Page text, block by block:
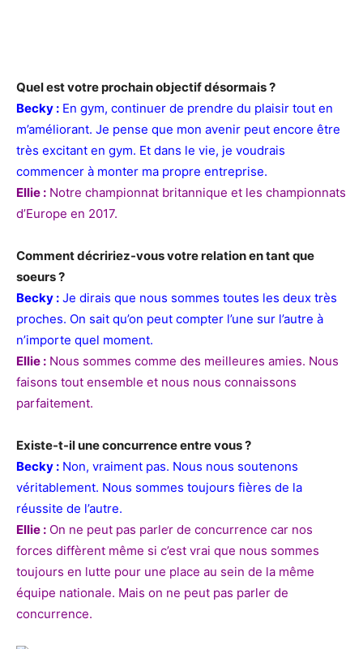
Quel est votre prochain objectif désormais ?
Becky : En gym, continuer de prendre du plaisir tout en
m’améliorant. Je pense que mon avenir peut encore être
très excitant en gym. Et dans le vie, je voudrais
commencer à monter ma propre entreprise.
Ellie : Notre championnat britannique et les championnats
d’Europe en 2017.
Comment décririez-vous votre relation en tant que
soeurs ?
Becky : Je dirais que nous sommes toutes les deux très
proches. On sait qu’on peut compter l’une sur l’autre à
n’importe quel moment.
Ellie : Nous sommes comme des meilleures amies. Nous
faisons tout ensemble et nous nous connaissons
parfaitement.
Existe-t-il une concurrence entre vous ?
Becky : Non, vraiment pas. Nous nous soutenons
véritablement. Nous sommes toujours fières de la
réussite de l’autre.
Ellie : On ne peut pas parler de concurrence car nos
forces diffèrent même si c’est vrai que nous sommes
toujours en lutte pour une place au sein de la même
équipe nationale. Mais on ne peut pas parler de
concurrence.